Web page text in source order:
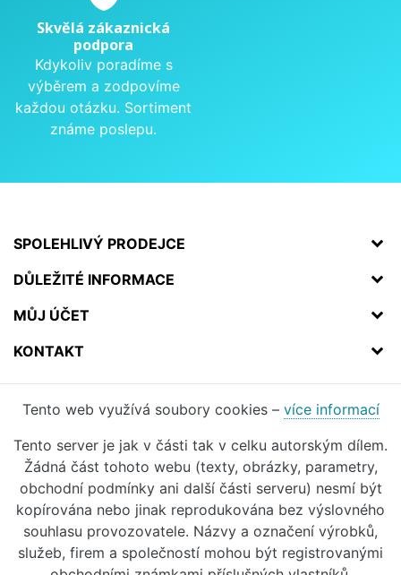
Skvělá zákaznická
podpora
Kdykoliv poradíme s
výběrem a zodpovíme
každou otázku. Sortiment
známe poslepu.
SPOLEHLIVÝ PRODEJCE
DŮLEŽITÉ INFORMACE
MŮJ ÚČET
KONTAKT
Tento web využívá soubory cookies – více informací
Tento server je jak v části tak v celku autorským dílem.
Žádná část tohoto webu (texty, obrázky, parametry,
obchodní podmínky ani další části serveru) nesmí být
kopírována nebo jinak reprodukována bez výslovného
souhlasu provozovatele. Názvy a označení výrobků,
služeb, firem a společností mohou být registrovanými